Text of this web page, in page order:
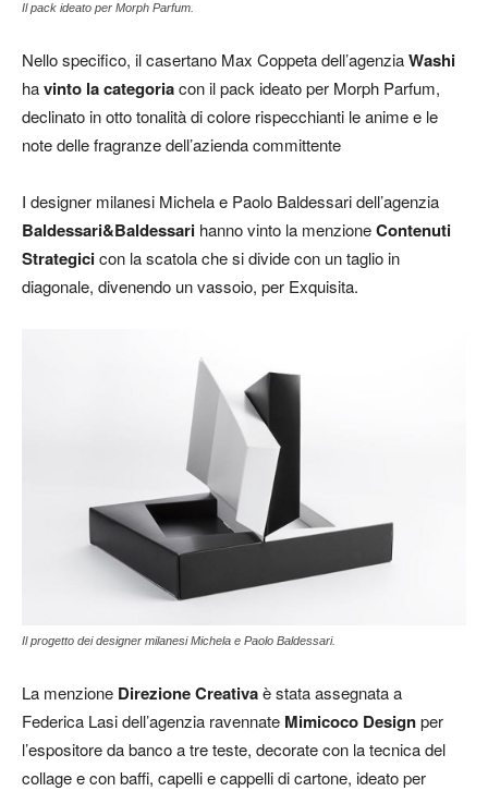
Il pack ideato per Morph Parfum.
Nello specifico, il casertano Max Coppeta dell’agenziaWashi
havinto la categoriacon il pack ideato per Morph Parfum,
declinato in otto tonalità di colore rispecchianti le anime e le
note delle fragranze dell’azienda committente
I designer milanesi Michela e Paolo Baldessari dell’agenzia
Baldessari&Baldessari hanno vinto la menzioneContenuti
Strategicicon la scatola che si divide con un taglio in
diagonale, divenendo un vassoio, per Exquisita.
Il progetto dei designer milanesi Michela e Paolo Baldessari.
La menzione Direzione Creativaè stata assegnata a
Federica Lasi dell’agenzia ravennate Mimicoco Designper
l’espositore da banco a tre teste, decorate con la tecnica del
collage e con baffi, capelli e cappelli di cartone, ideato per